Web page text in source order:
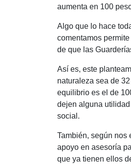
aumenta en 100
Algo que lo hace
comentamos
de que las
Así es, este
naturaleza sea de
equilibrio es el de
dejen alguna
social.
También, según nos
apoyo en asesoría
que ya tienen ellos